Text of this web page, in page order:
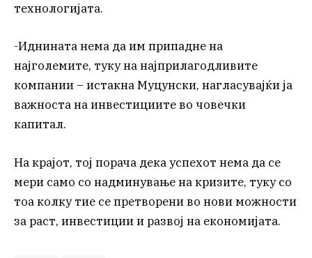
технологијата.
-Иднината нема да им припадне на
најголемите, туку на најприлагодливите
компании – истакна Муцунски, нагласувајќи ја
важноста на инвестициите во човечки
капитал.
На крајот, тој порача дека успехот нема да се
мери само со надминување на кризите, туку со
тоа колку тие се претворени во нови можности
за раст, инвестиции и развој на економијата.